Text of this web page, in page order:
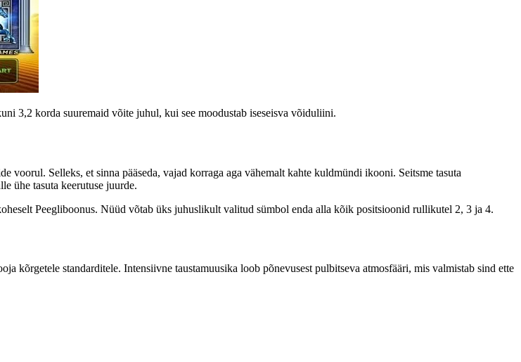
3,2 korda suuremaid võite juhul, kui see moodustab iseseisva võiduliini.
Selleks, et sinna pääseda, vajad korraga aga vähemalt kahte kuldmündi ikooni. Seitsme tasuta
ühe tasuta keerutuse juurde.
Peegliboonus. Nüüd võtab üks juhuslikult valitud sümbol enda alla kõik positsioonid rullikutel 2, 3 ja 4.
kõrgetele standarditele. Intensiivne taustamuusika loob põnevusest pulbitseva atmosfääri, mis valmistab sind ette